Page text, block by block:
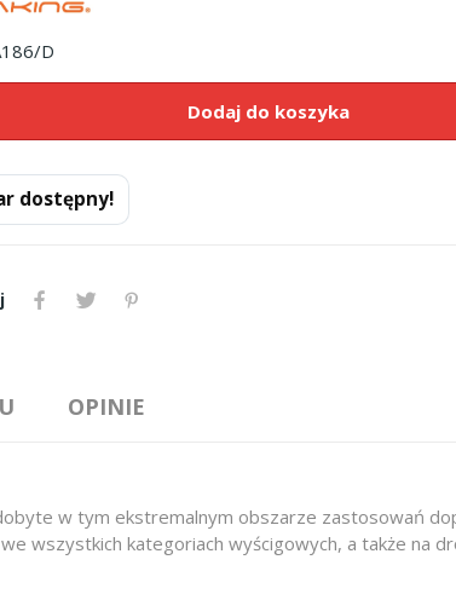
D
Dodaj do koszyka
dostępny!
OPINIE
w tym ekstremalnym obszarze zastosowań
wszystkich kategoriach wyścigowych, a także na